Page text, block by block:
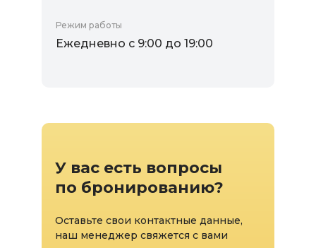
Режим работы
Ежедневно с 9:00 до 19:00
У вас есть вопросы
по бронированию?
Оставьте свои контактные данные,
наш менеджер свяжется с вами